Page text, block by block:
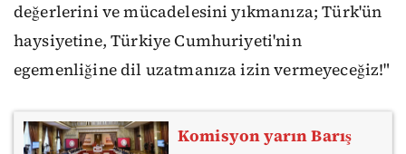
değerlerini ve mücadelesini yıkmanıza; Türk'ün
haysiyetine, Türkiye Cumhuriyeti'nin
egemenliğine dil uzatmanıza izin vermeyeceğiz!"
Komisyon yarın Barış